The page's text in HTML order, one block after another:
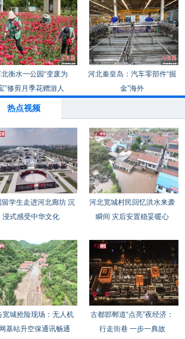
衡水一公园“变废为
”修剪月季花赠游人
河北秦皇岛：汽车零部件“掘
金”海外
热点视频
留学生走进河北廊坊 沉
浸式感受中华文化
河北宽城村民回忆洪水来袭
瞬间 灾后安置稳妥暖心
宽城抢险现场：无人机
基站升空保通讯畅通
古都邯郸道“点亮”夜经济：
行走街巷 一步一典故